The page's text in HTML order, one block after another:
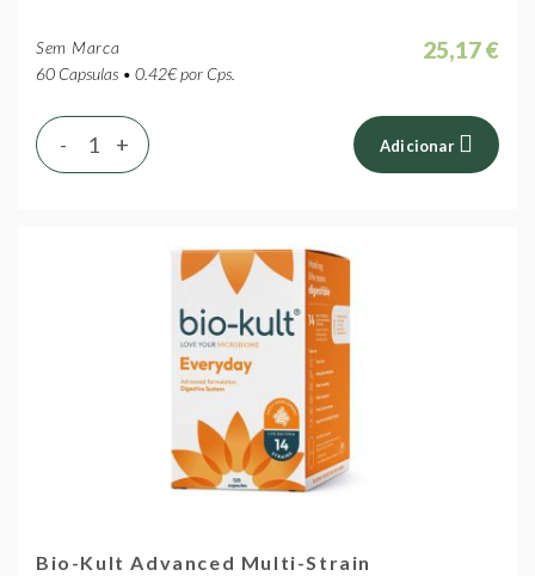
Sem Marca
60 Capsulas • 0.42€ por Cps.
25,17 €
+
- Adicionar
Bio-Kult Advanced Multi-Strain